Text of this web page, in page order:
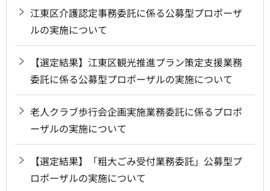
江東区介護認定事務委託に係る公募型プロポーザ
ルの実施について
【選定結果】江東区観光推進プラン策定支援業務
委託に係る公募型プロポーザルの実施について
老人クラブ歩行会企画実施業務委託に係るプロポ
ーザルの実施について
【選定結果】「粗大ごみ受付業務委託」公募型プ
ロポーザルの実施について